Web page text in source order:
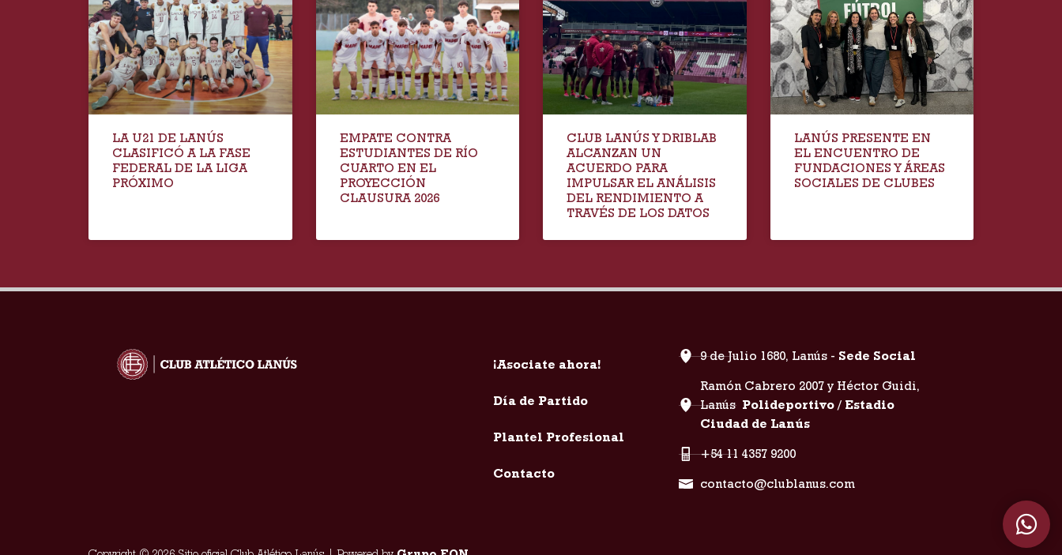
LA U21 DE LANÚS
CLASIFICÓ A LA FASE
FEDERAL DE LA LIGA
PRÓXIMO
EMPATE CONTRA
ESTUDIANTES DE RÍO
CUARTO EN EL
PROYECCIÓN
CLAUSURA 2026
CLUB LANÚS Y DRIBLAB
ALCANZAN UN
ACUERDO PARA
IMPULSAR EL ANÁLISIS
DEL RENDIMIENTO A
TRAVÉS DE LOS DATOS
LANÚS PRESENTE EN
EL ENCUENTRO DE
FUNDACIONES Y ÁREAS
SOCIALES DE CLUBES
¡Asociate ahora!
Día de Partido
Plantel Profesional
Contacto
9 de Julio 1680, Lanús - Sede Social
Ramón Cabrero 2007 y Héctor Guidi,
Lanús Polideportivo / Estadio
Ciudad de Lanús
+54 11 4357 9200
contacto@clublanus.com